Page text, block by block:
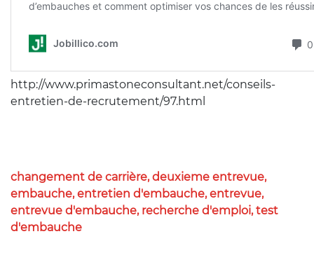
http://www.primastoneconsultant.net/conseils-
entretien-de-recrutement/97.html
changement de carrière, deuxieme entrevue,
embauche, entretien d'embauche, entrevue,
entrevue d'embauche, recherche d'emploi, test
d'embauche